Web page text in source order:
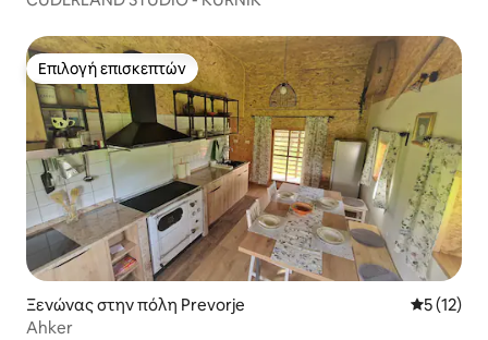
Επιλογή επισκεπτών
Επιλογή επισκεπτών
Ξενώνας στην πόλη Prevorje Μέση
5 (12)
Ahker